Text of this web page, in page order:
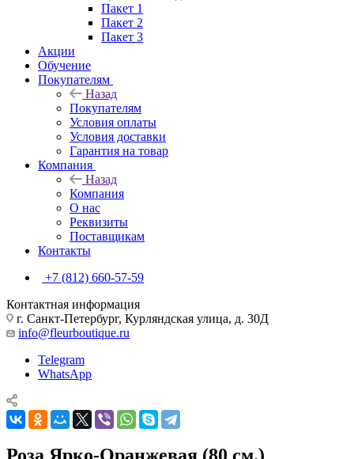
Пакет 1
Пакет 2
Пакет 3
Акции
Обучение
Покупателям
Назад
Покупателям
Условия оплаты
Условия доставки
Гарантия на товар
Компания
Назад
Компания
О нас
Реквизиты
Поставщикам
Контакты
+7 (812) 660-57-59
Контактная информация
г. Санкт-Петербург, Курляндская улица, д. 30Д
info@fleurboutique.ru
Telegram
WhatsApp